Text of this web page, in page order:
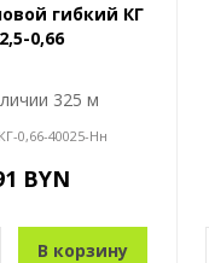
гибкий КГ
0,66
325 м
КГ-0,66-40025-Нн
BYN
В корзину